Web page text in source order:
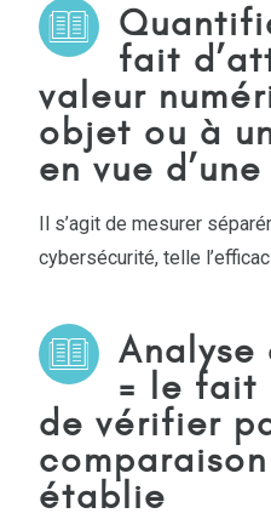
fait
valeur
objet ou à
en vue
Il s’agit de mesurer
cybersécurité, telle
= le fait
de vérifier
établie